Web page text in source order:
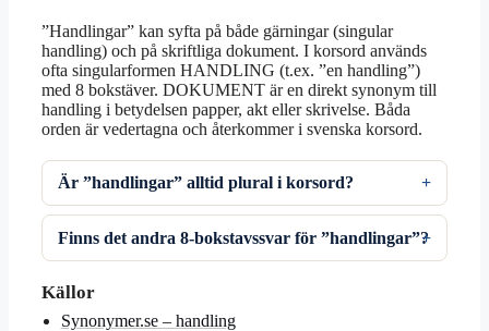
”Handlingar” kan syfta på både gärningar (singular
handling) och på skriftliga dokument. I korsord används
ofta singularformen HANDLING (t.ex. ”en handling”)
med 8 bokstäver. DOKUMENT är en direkt synonym till
handling i betydelsen papper, akt eller skrivelse. Båda
orden är vedertagna och återkommer i svenska korsord.
Är ”handlingar” alltid plural i korsord?
Finns det andra 8‑bokstavssvar för ”handlingar”?
Källor
Synonymer.se – handling